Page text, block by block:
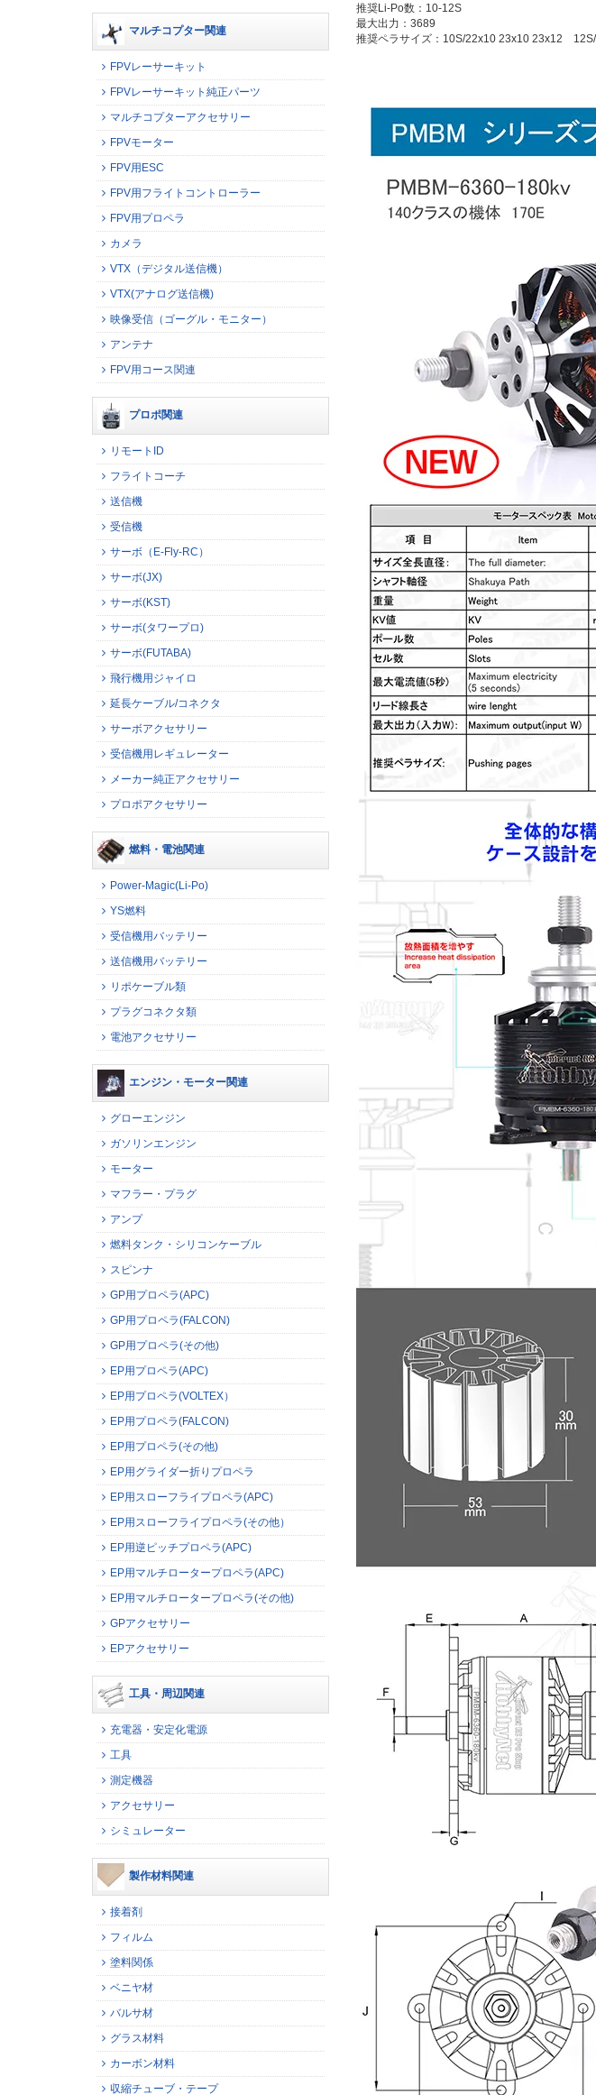
推奨Li-Po数：10-12S
最大出力：3689
推奨ペラサイズ：10S/22x10 23x10 23x12
マルチコプター関連
FPVレーサーキット
FPVレーサーキット純正パーツ
マルチコプターアクセサリー
FPVモーター
FPV用ESC
FPV用フライトコントローラー
FPV用プロペラ
カメラ
VTX（デジタル送信機）
VTX(アナログ送信機)
映像受信（ゴーグル・モニター）
アンテナ
FPV用コース関連
プロポ関連
リモートID
フライトコーチ
送信機
受信機
サーボ（E-Fly-RC）
サーボ(JX)
サーボ(KST)
サーボ(タワープロ)
サーボ(FUTABA)
飛行機用ジャイロ
延長ケーブル/コネクタ
サーボアクセサリー
受信機用レギュレーター
メーカー純正アクセサリー
プロポアクセサリー
燃料・電池関連
Power-Magic(Li-Po)
YS燃料
受信機用バッテリー
送信機用バッテリー
リポケーブル類
プラグコネクタ類
電池アクセサリー
エンジン・モーター関連
グローエンジン
ガソリンエンジン
モーター
マフラー・プラグ
アンプ
燃料タンク・シリコンケーブル
スピンナ
GP用プロペラ(APC)
GP用プロペラ(FALCON)
GP用プロペラ(その他)
EP用プロペラ(APC)
EP用プロペラ(VOLTEX）
EP用プロペラ(FALCON)
EP用プロペラ(その他)
EP用グライダー折りプロペラ
EP用スローフライプロペラ(APC)
EP用スローフライプロペラ(その他）
EP用逆ピッチプロペラ(APC)
EP用マルチロータープロペラ(APC)
EP用マルチロータープロペラ(その他)
GPアクセサリー
EPアクセサリー
工具・周辺関連
充電器・安定化電源
工具
測定機器
アクセサリー
シミュレーター
製作材料関連
接着剤
フィルム
塗料関係
ベニヤ材
バルサ材
グラス材料
カーボン材料
収縮チューブ・テープ